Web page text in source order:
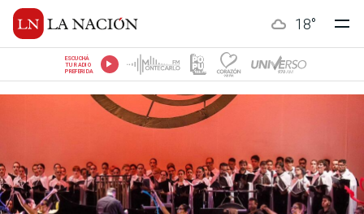
18°
ESCUCHÁ
TU RADIO
PREFERIDA